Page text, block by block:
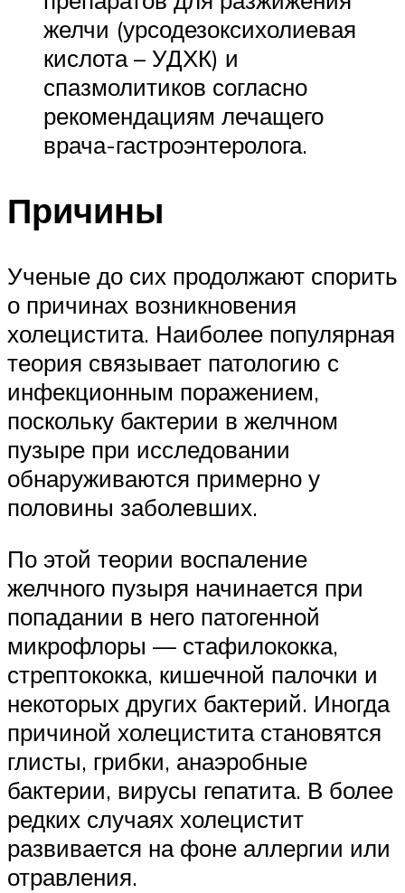
желчи (урсодезоксихолиевая
кислота – УДХК) и
спазмолитиков согласно
рекомендациям лечащего
врача-гастроэнтеролога.
Причины
Ученые до сих продолжают спорить
о причинах возникновения
холецистита. Наиболее популярная
теория связывает патологию с
инфекционным поражением,
поскольку бактерии в желчном
пузыре при исследовании
обнаруживаются примерно у
половины заболевших.
По этой теории воспаление
желчного пузыря начинается при
попадании в него патогенной
микрофлоры — стафилококка,
стрептококка, кишечной палочки и
некоторых других бактерий. Иногда
причиной холецистита становятся
глисты, грибки, анаэробные
бактерии, вирусы гепатита. В более
редких случаях холецистит
развивается на фоне аллергии или
отравления.